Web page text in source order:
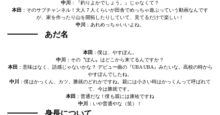
中川
：『釣りよかでしょう。』じゃなくて？
本田 ：そのサブチャンネル！大人７人くらいが田舎でめっちゃ遊ぶっていう動画なんです
が、家を作ったり山を開拓したりしていて、見てるだけで楽しい！
中川
：あれめっちゃいいよね。
あだ名
本田 ：僕は、やすぽん。
中川
：その〝ぽん〟はどこから来てるんですか？
本田 ：意味はなく、語感じゃないかな？ デビュー曲の『UBA UBA』みたいな。高校の時から
やすぽんでしたね。
中川
：僕はかっくん、カツ、勝就のどれかですね。親には小さい時はかっくんって呼ばれて
て、今は勝就です。
本田 ：普通だな！僕も親には康祐ですね
中川
：いや普通やな（笑）！